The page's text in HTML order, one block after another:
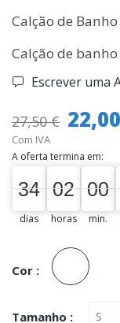
Calção de
Calção de
Escrever uma
27,50 €
Com IVA
A oferta termina em:
34
34
00
dias
02
02
00
horas
00
00
01
min.
Cor :
Unica
Tamanho :